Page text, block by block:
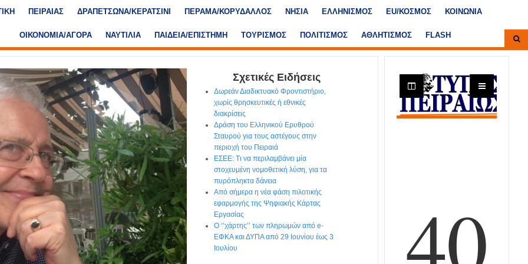
ΠΕΙΡΑΙΑΣ ΔΡΑΠΕΤΣΩΝΑ/ΚΕΡΑΤΣΙΝΙ ΠΕΡΑΜΑ/ΚΟΡΥΔΑΛΛΟΣ ΝΗΣΙΑ ΕΛΛΗΝΙΣΜΟΣ ΕU/ΚΟΣΜΟΣ ΚΟΙΝΩΝΙΑ
ΟΙΚΟΝΟΜΙΑ/ΑΓΟΡΑ ΝΑΥΤΙΛΙΑ ΠΑΙΔΕΙΑ/ΕΠΙΣΤΗΜΗ ΤΟΥΡΙΣΜΟΣ ΠΟΛΙΤΙΣΜΟΣ ΑΘΛΗΤΙΣΜΟΣ FLASH
Σχετικές Ειδήσεις
Δωρεάν Διαδικτυακό Φροντιστήριο,
χωρίς θρησκευτικές ή εθνικές
διακρίσεις
Δράση του Ελληνικού Ερυθρού
Σταυρού για τους αστέγους στην
περιοχή του Πειραιά
ΕΣΕΕ: Τι να περιλαμβάνει μία
στοχευμένη νομοθετική λύση, για τα
πυρόπληκτα δάνεια
Από σήμερα η νέα φάση πιλοτικής
εφαρμογής της Ψηφιακής Κάρτας
Εργασίας
Ο ‘’χάρτης’’ των πληρωμών από e-
ΕΦΚΑ και ΔΥΠΑ από 29 Ιουνίου έως 3
Ιουλίου